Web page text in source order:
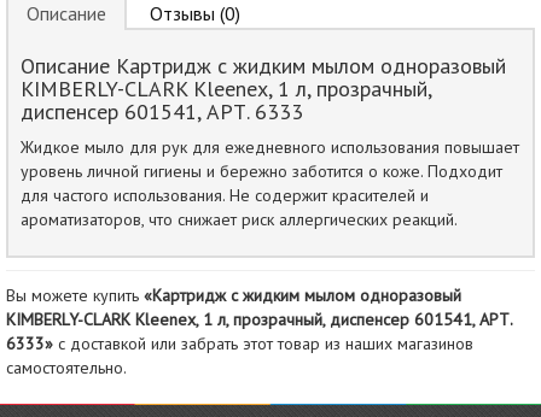
Описание Отзывы (0)
Описание Картридж с жидким мылом одноразовый
KIMBERLY-CLARK Kleenex, 1 л, прозрачный,
диспенсер 601541, АРТ. 6333
Жидкое мыло для рук для ежедневного использования повышает
уровень личной гигиены и бережно заботится о коже. Подходит
для частого использования. Не содержит красителей и
ароматизаторов, что снижает риск аллергических реакций.
Вы можете купить «Картридж с жидким мылом одноразовый
KIMBERLY-CLARK Kleenex, 1 л, прозрачный, диспенсер 601541, АРТ.
6333» с доставкой или забрать этот товар из наших магазинов
самостоятельно.